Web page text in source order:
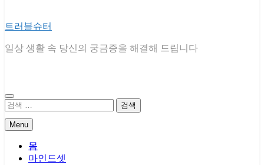
트러블슈터
일상 생활 속 당신의 궁금증을 해결해 드립니다
검
Menu
몸
마인드셋